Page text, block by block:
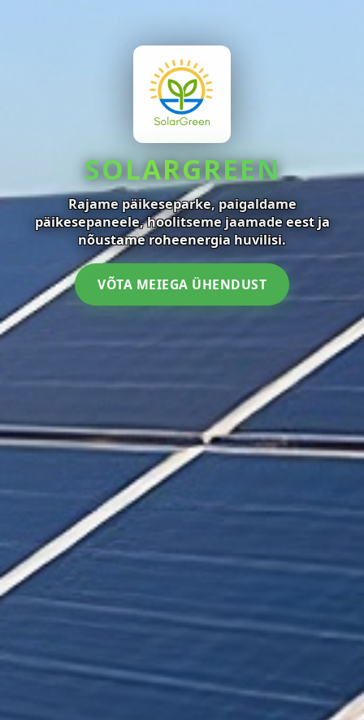
SOLARGREEN
Rajame päikeseparke, paigaldame
päikesepaneele, hoolitseme jaamade eest ja
nõustame roheenergia huvilisi.
VÕTA MEIEGA ÜHENDUST